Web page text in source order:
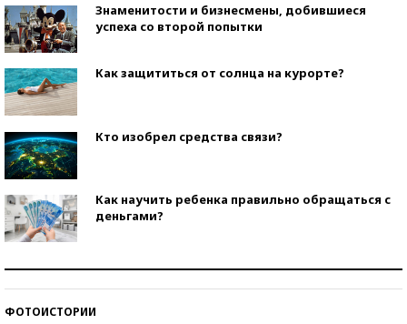
Знаменитости и бизнесмены, добившиеся
успеха со второй попытки
Как защититься от солнца на курорте?
Кто изобрел средства связи?
Как научить ребенка правильно обращаться с
деньгами?
ФОТОИСТОРИИ